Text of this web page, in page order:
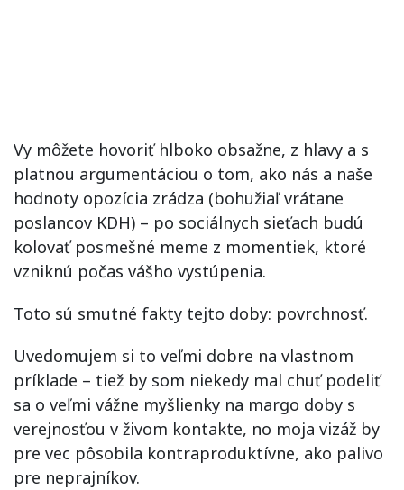
Vy môžete hovoriť hlboko obsažne, z hlavy a s
platnou argumentáciou o tom, ako nás a naše
hodnoty opozícia zrádza (bohužiaľ vrátane
poslancov KDH) – po sociálnych sieťach budú
kolovať posmešné meme z momentiek, ktoré
vzniknú počas vášho vystúpenia.
Toto sú smutné fakty tejto doby: povrchnosť.
Uvedomujem si to veľmi dobre na vlastnom
príklade – tiež by som niekedy mal chuť podeliť
sa o veľmi vážne myšlienky na margo doby s
verejnosťou v živom kontakte, no moja vizáž by
pre vec pôsobila kontraproduktívne, ako palivo
pre neprajníkov.